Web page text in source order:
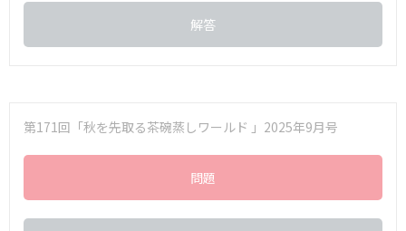
解答
第171回「秋を先取る茶碗蒸しワールド 」2025年9月号
問題